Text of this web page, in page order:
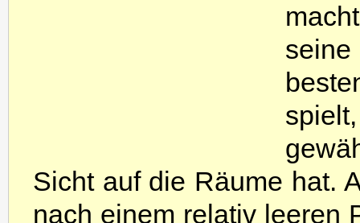
seine
Sicht auf die Räume hat.
nach einem relativ leeren